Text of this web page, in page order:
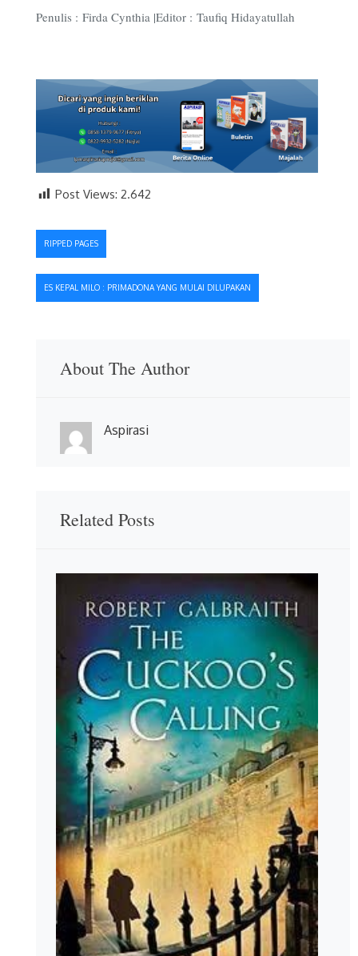
Penulis : Firda Cynthia |Editor : Taufiq Hidayatullah
Post Views: 2.642
Navigasi
pos
RIPPED PAGES
ES KEPAL MILO : PRIMADONA YANG MULAI DILUPAKAN
About The Author
Aspirasi
Related Posts